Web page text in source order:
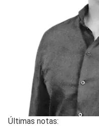
Últimas notas: